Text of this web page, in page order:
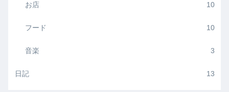
お店 10
フード 10
音楽 3
日記 13